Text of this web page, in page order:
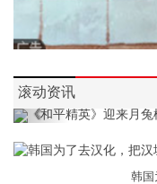
滚动资讯
Previous
韩国